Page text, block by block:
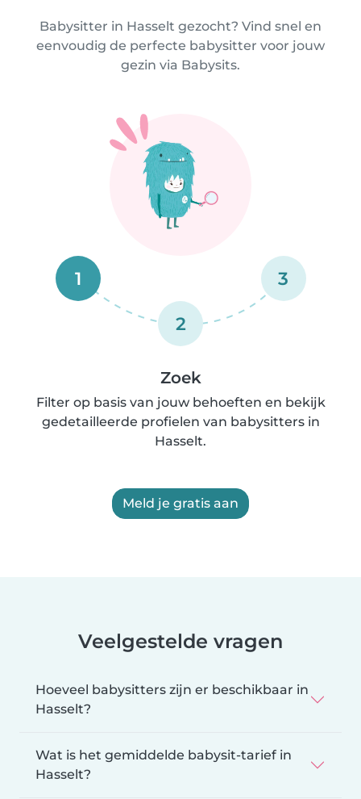
Babysitter in Hasselt gezocht? Vind snel en
eenvoudig de perfecte babysitter voor jouw
gezin via Babysits.
1
2
3
Zoek
Filter op basis van jouw behoeften en bekijk
gedetailleerde profielen van babysitters in
Hasselt.
Meld je gratis aan
Veelgestelde vragen
Hoeveel babysitters zijn er beschikbaar in
Hasselt?
Wat is het gemiddelde babysit-tarief in
Hasselt?